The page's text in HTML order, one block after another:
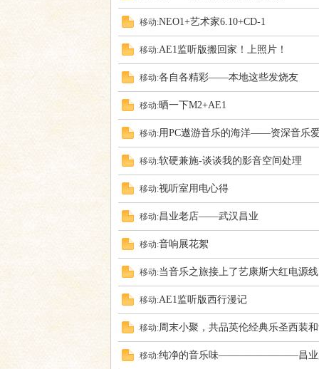
移动:NEO1+艺术家6.10+CD-1
移动:AE1监听版搬回家！上照片！
移动:各自各精彩——本地这些发烧友
移动:晒一下M2+AE1
移动:用PC遨游音乐的海洋——资深音乐
移动:软硬兼施-谈谈我的影音空间处理
移动:视听室用电心得
移动:昌业老店——武汉昌业
移动:音响展花絮
移动:当音乐之旅接上了艺康斯大红电源线
移动:AE1监听版西行漫记
移动:周末小聚，共品英伦经典乐圣西装
移动:纯净的音乐味————————昌业用